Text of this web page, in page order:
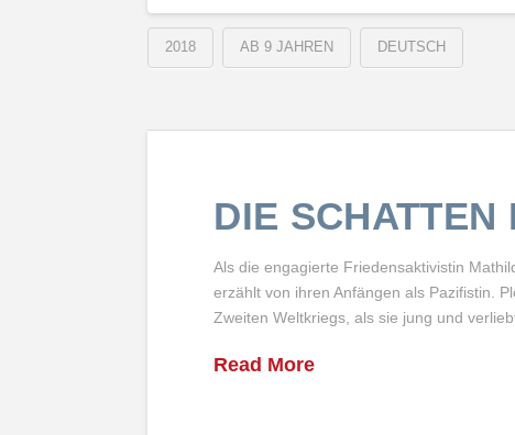
2018 AB 9 JAHREN DEUTSCH
DIE SCHATTEN
Als die engagierte Friedensaktivistin
erzählt von ihren Anfängen als Pazifistin.
Zweiten Weltkriegs, als sie jung und
Read More